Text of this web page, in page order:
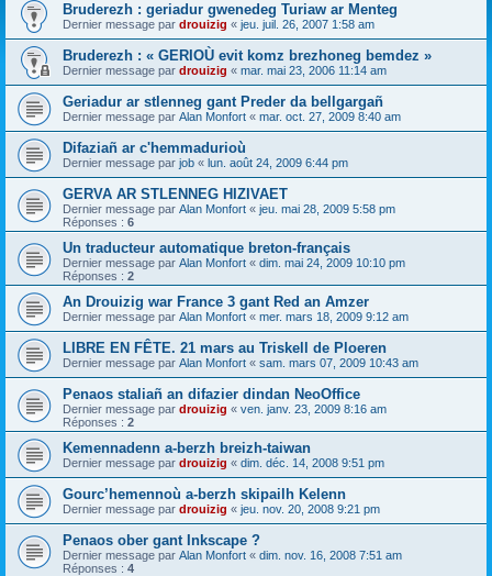
Bruderezh : geriadur gwenedeg Turiaw ar Menteg
Dernier message par drouizig « jeu. juil. 26, 2007 1:58 am
Bruderezh : « GERIOÙ evit komz brezhoneg bemdez »
Dernier message par drouizig « mar. mai 23, 2006 11:14 am
Geriadur ar stlenneg gant Preder da bellgargañ
Dernier message par Alan Monfort « mar. oct. 27, 2009 8:40 am
Difaziañ ar c'hemmadurioù
Dernier message par job « lun. août 24, 2009 6:44 pm
GERVA AR STLENNEG HIZIVAET
Dernier message par Alan Monfort « jeu. mai 28, 2009 5:58 pm
Réponses : 6
Un traducteur automatique breton-français
Dernier message par Alan Monfort « dim. mai 24, 2009 10:10 pm
Réponses : 2
An Drouizig war France 3 gant Red an Amzer
Dernier message par Alan Monfort « mer. mars 18, 2009 9:12 am
LIBRE EN FÊTE. 21 mars au Triskell de Ploeren
Dernier message par Alan Monfort « sam. mars 07, 2009 10:43 am
Penaos staliañ an difazier dindan NeoOffice
Dernier message par drouizig « ven. janv. 23, 2009 8:16 am
Réponses : 2
Kemennadenn a-berzh breizh-taiwan
Dernier message par drouizig « dim. déc. 14, 2008 9:51 pm
Gourc’hemennoù a-berzh skipailh Kelenn
Dernier message par drouizig « jeu. nov. 20, 2008 9:21 pm
Penaos ober gant Inkscape ?
Dernier message par Alan Monfort « dim. nov. 16, 2008 7:51 am
Réponses : 4